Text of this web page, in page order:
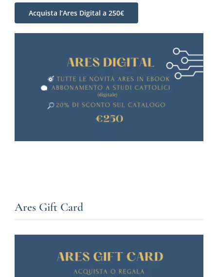
Acquista l’Ares Digital a 250€
Ares Gift Card